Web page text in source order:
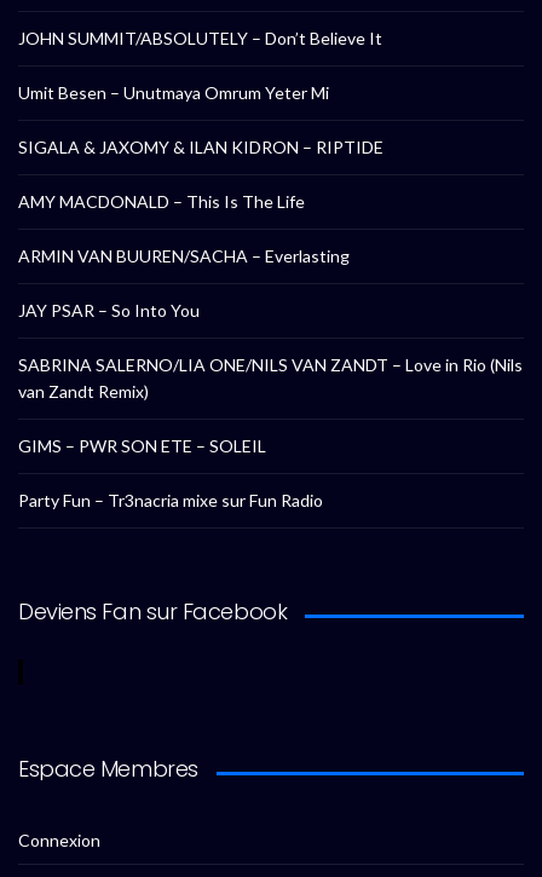
JOHN SUMMIT/ABSOLUTELY – Don’t Believe It
Umit Besen – Unutmaya Omrum Yeter Mi
SIGALA & JAXOMY & ILAN KIDRON – RIPTIDE
AMY MACDONALD – This Is The Life
ARMIN VAN BUUREN/SACHA – Everlasting
JAY PSAR – So Into You
SABRINA SALERNO/LIA ONE/NILS VAN ZANDT – Love in Rio (Nils
van Zandt Remix)
GIMS – PWR SON ETE – SOLEIL
Party Fun – Tr3nacria mixe sur Fun Radio
Deviens Fan sur Facebook
Espace Membres
Connexion